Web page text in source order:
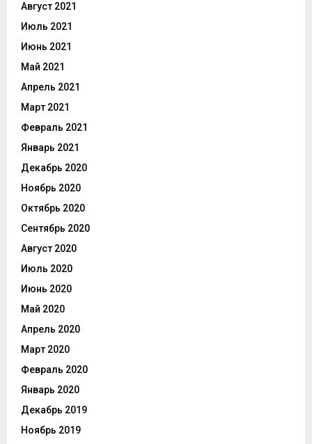
Август 2021
Июль 2021
Июнь 2021
Май 2021
Апрель 2021
Март 2021
Февраль 2021
Январь 2021
Декабрь 2020
Ноябрь 2020
Октябрь 2020
Сентябрь 2020
Август 2020
Июль 2020
Июнь 2020
Май 2020
Апрель 2020
Март 2020
Февраль 2020
Январь 2020
Декабрь 2019
Ноябрь 2019